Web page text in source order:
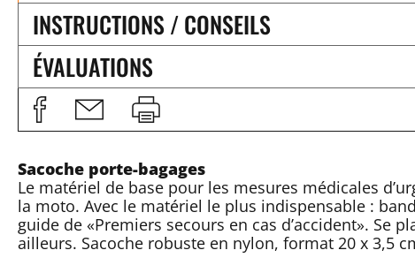
INSTRUCTIONS / CONSEILS
ÉVALUATIONS
Sacoche porte-bagages
Le matériel de base pour les mesures médicales
la moto. Avec le matériel le plus indispensable :
guide de «Premiers secours en cas d’accident». Se
ailleurs. Sacoche robuste en nylon, format 20 x 3,5